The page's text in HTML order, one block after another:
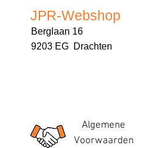
JPR-Webshop
Berglaan 16
9203 EG Drachten
Algemene
Voorwaarden